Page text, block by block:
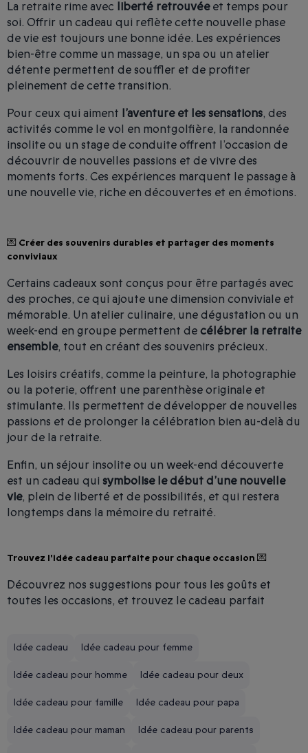
La retraite rime avec liberté retrouvéeet temps pour
soi. Offrir un cadeau qui reflète cette nouvelle phase
de vie est toujours une bonne idée. Les expériences
bien-être comme un massage, un spa ou un atelier
détente permettent de souffler et de profiter
pleinement de cette transition.
Pour ceux qui aiment l’aventure et les sensations, des
activités comme le vol en montgolfière, la randonnée
insolite ou un stage de conduite offrent l’occasion de
découvrir de nouvelles passions et de vivre des
moments forts. Ces expériences marquent le passage à
une nouvelle vie, riche en découvertes et en émotions.
💌 Créer des souvenirs durables et partager des moments
conviviaux
Certains cadeaux sont conçus pour être partagés avec
des proches, ce qui ajoute une dimension conviviale et
mémorable. Un atelier culinaire, une dégustation ou un
week-end en groupe permettent decélébrer la retraite
ensemble, tout en créant des souvenirs précieux.
Les loisirs créatifs, comme la peinture, la photographie
ou la poterie, offrent une parenthèse originale et
stimulante. Ils permettent de développer de nouvelles
passions et de prolonger la célébration bien au-delà du
jour de la retraite.
Enfin, un séjour insolite ou un week-end découverte
est un cadeau qui symbolise le début d’une nouvelle
vie, plein de liberté et de possibilités, et qui restera
longtemps dans la mémoire du retraité.
Trouvez l'idée cadeau parfaite pour chaque occasion 💌
Découvrez nos suggestions pour tous les goûts et
toutes les occasions, et trouvez le cadeau parfait
Idée cadeau Idée cadeau pour femme
Idée cadeau pour homme Idée cadeau pour deux
Idée cadeau pour famille Idée cadeau pour papa
Idée cadeau pour maman Idée cadeau pour parents